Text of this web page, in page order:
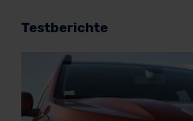
Testberichte